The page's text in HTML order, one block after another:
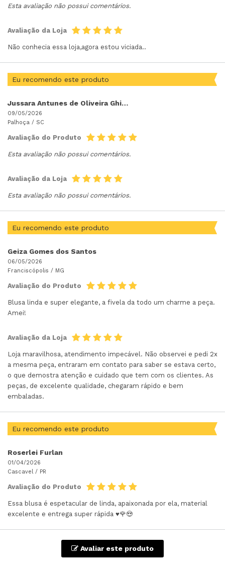
Esta avaliação não possui comentários.
Avaliação da Loja
Não conhecia essa loja,agora estou viciada..
Eu recomendo este produto
Jussara Antunes de Oliveira Ghizoni
09/05/2026
Palhoça / SC
Avaliação do Produto
Esta avaliação não possui comentários.
Avaliação da Loja
Esta avaliação não possui comentários.
Eu recomendo este produto
Geiza Gomes dos Santos
06/05/2026
Franciscópolis / MG
Avaliação do Produto
Blusa linda e super elegante, a fivela da todo um charme a peça.
Amei!
Avaliação da Loja
Loja maravilhosa, atendimento impecável. Não observei e pedi 2x
a mesma peça, entraram em contato para saber se estava certo,
o que demostra atenção e cuidado que tem com os clientes. As
peças, de excelente qualidade, chegaram rápido e bem
embaladas.
Eu recomendo este produto
Roserlei Furlan
01/04/2026
Cascavel / PR
Avaliação do Produto
Essa blusa é espetacular de linda, apaixonada por ela, material
excelente e entrega super rápida ♥️🌹😍
Avaliar este produto